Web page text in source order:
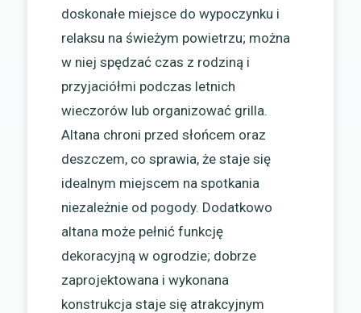
doskonałe miejsce do wypoczynku i
relaksu na świeżym powietrzu; można
w niej spędzać czas z rodziną i
przyjaciółmi podczas letnich
wieczorów lub organizować grilla.
Altana chroni przed słońcem oraz
deszczem, co sprawia, że staje się
idealnym miejscem na spotkania
niezależnie od pogody. Dodatkowo
altana może pełnić funkcję
dekoracyjną w ogrodzie; dobrze
zaprojektowana i wykonana
konstrukcja staje się atrakcyjnym